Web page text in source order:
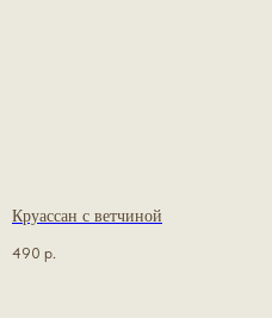
Круассан с ветчиной
490 р.